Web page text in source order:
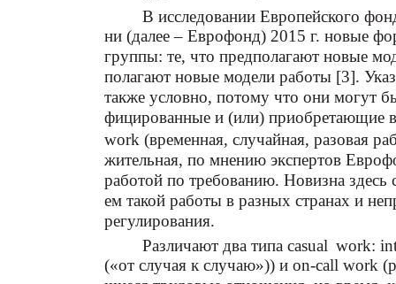
В исследовании Европейского
ни (далее – Еврофонд) 2015 г. новые
группы: те, что предполагают новые
полагают новые модели работы [3].
также условно, потому что они могут
фицированные и (или) приобретающие
work (временная, случайная, разовая
жительная, по мнению экспертов
работой по требованию. Новизна здесь
ем такой работы в разных странах и
регулирования.
Различают два типа casual work:
(«от случая к случаю»)) и on-call work